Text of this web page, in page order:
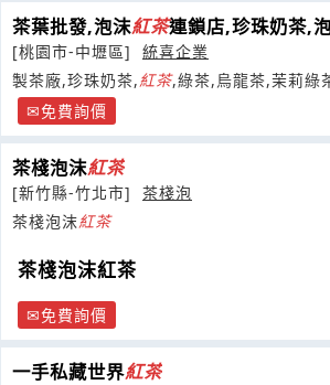
茶葉批發,泡沫紅茶連鎖店,珍珠奶茶,
茶,烏龍茶,青茶
[桃園市-中壢區]
統喜企業
製茶廠,珍珠奶茶,紅茶,綠茶,烏龍茶,茉莉綠
沫紅茶連鎖店,茶葉批發,
免費詢價
茶棧泡沫紅茶
[新竹縣-竹北市]
茶棧泡
茶棧泡沫紅茶
茶棧泡沫紅茶
免費詢價
一手私藏世界紅茶